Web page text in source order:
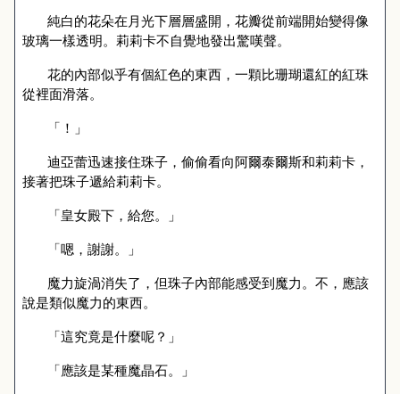
純白的花朵在月光下層層盛開，花瓣從前端開始變得像
玻璃一樣透明。莉莉卡不自覺地發出驚嘆聲。
花的內部似乎有個紅色的東西，一顆比珊瑚還紅的紅珠
從裡面滑落。
「！」
迪亞蕾迅速接住珠子，偷偷看向阿爾泰爾斯和莉莉卡，
接著把珠子遞給莉莉卡。
「皇女殿下，給您。」
「嗯，謝謝。」
魔力旋渦消失了，但珠子內部能感受到魔力。不，應該
說是類似魔力的東西。
「這究竟是什麼呢？」
「應該是某種魔晶石。」